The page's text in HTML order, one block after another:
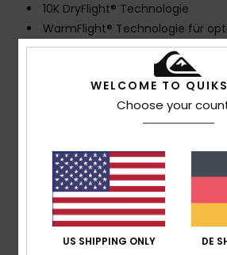
10K DryFlight® Technologie
WarmFlight® Technologie für
Wärmespeicherung
80 % recyceltes Nylon (Pre-
recyceltes Polyester
PFC-freie, dauerhafte
Behandlung
Material:Recyceltes Nylon [148
Merkmale:Bitte geben Sie den
an, damit die fachliche
Passform:Comfort Fit
Futter:Diamantgebürstetes
WELCOME TO
Choose your
US SHIPPING ONLY DE